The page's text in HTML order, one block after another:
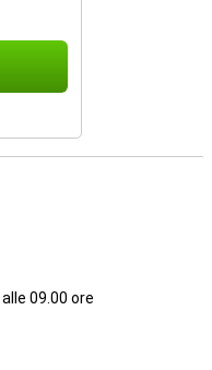
alle 09.00 ore